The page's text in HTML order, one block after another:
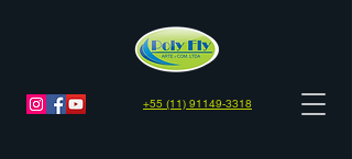
+55 (11) 91149-3318